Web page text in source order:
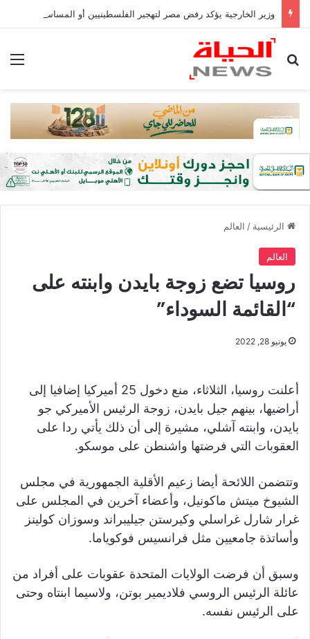
بحث عن
الرئيسية / العالم
العالم
روسيا تضع زوجة بايدن وابنته على
“القائمة السوداء”
يونيو 28, 2022
أعلنت روسيا، الثلاثاء، منع دخول 25 أميركيا إضافيا إلى
أراضيها، بينهم جيل بايدن، زوجة الرئيس الأميركي جو
بايدن، وابنته آشلي، مشيرة إلى أن ذلك يأتي ردا على
العقوبات التي فرضتها واشنطن على موسكو.
وتتضمن اللائحة أيضا زعيم الأقلية الجمهورية في مجلس
الشيوخ ميتش ماكونيل، وأعضاء آخرين في المجلس على
غرار شارل غراسلي وكيرستن جيليبراند وسوزان كولينز
وأساتذة جامعيين مثل فرانسيس فوكوياما.
وسبق أن فرضت الولايات المتحدة عقوبات على أفراد من
عائلة الرئيس الروسي فلاديمير بوتن، ولاسيما ابنتاه وحتى
على الرئيس نفسه.